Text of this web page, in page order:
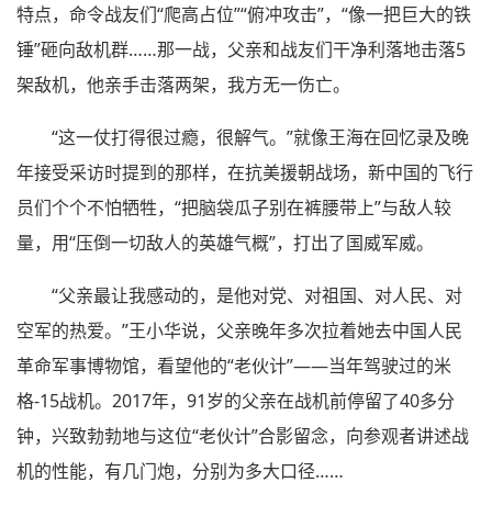
特点，命令战友们“爬高占位”“俯冲攻击”，“像一把巨大的铁
锤”砸向敌机群……那一战，父亲和战友们干净利落地击落5
架敌机，他亲手击落两架，我方无一伤亡。
“这一仗打得很过瘾，很解气。”就像王海在回忆录及晚
年接受采访时提到的那样，在抗美援朝战场，新中国的飞行
员们个个不怕牺牲，“把脑袋瓜子别在裤腰带上”与敌人较
量，用“压倒一切敌人的英雄气概”，打出了国威军威。
“父亲最让我感动的，是他对党、对祖国、对人民、对
空军的热爱。”王小华说，父亲晚年多次拉着她去中国人民
革命军事博物馆，看望他的“老伙计”——当年驾驶过的米
格-15战机。2017年，91岁的父亲在战机前停留了40多分
钟，兴致勃勃地与这位“老伙计”合影留念，向参观者讲述战
机的性能，有几门炮，分别为多大口径……